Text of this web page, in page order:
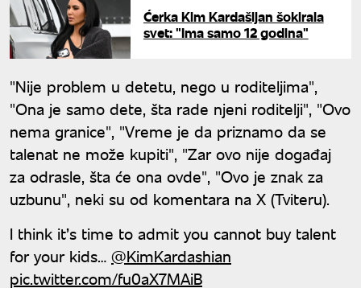
Ćerka Kim Kardašijan šokirala
svet: "Ima samo 12 godina"
"Nije problem u detetu, nego u roditeljima",
"Ona je samo dete, šta rade njeni roditelji", "Ovo
nema granice", "Vreme je da priznamo da se
talenat ne može kupiti", "Zar ovo nije događaj
za odrasle, šta će ona ovde", "Ovo je znak za
uzbunu", neki su od komentara na X (Tviteru).
I think it’s time to admit you cannot buy talent
for your kids… @KimKardashian
pic.twitter.com/fu0aX7MAiB